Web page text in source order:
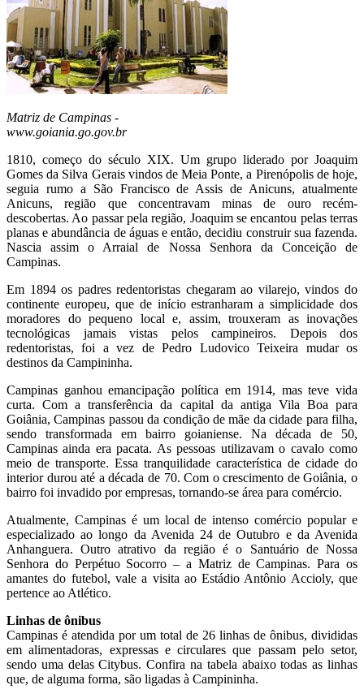
Matriz de Campinas -
www.goiania.go.gov.br
1810, começo do século XIX. Um grupo liderado por Joaquim
Gomes da Silva Gerais vindos de Meia Ponte, a Pirenópolis de hoje,
seguia rumo a São Francisco de Assis de Anicuns, atualmente
Anicuns, região que concentravam minas de ouro recém-
descobertas. Ao passar pela região, Joaquim se encantou pelas terras
planas e abundância de águas e então, decidiu construir sua fazenda.
Nascia assim o Arraial de Nossa Senhora da Conceição de
Campinas.
Em 1894 os padres redentoristas chegaram ao vilarejo, vindos do
continente europeu, que de início estranharam a simplicidade dos
moradores do pequeno local e, assim, trouxeram as inovações
tecnológicas jamais vistas pelos campineiros. Depois dos
redentoristas, foi a vez de Pedro Ludovico Teixeira mudar os
destinos da Campininha.
Campinas ganhou emancipação política em 1914, mas teve vida
curta. Com a transferência da capital da antiga Vila Boa para
Goiânia, Campinas passou da condição de mãe da cidade para filha,
sendo transformada em bairro goianiense. Na década de 50,
Campinas ainda era pacata. As pessoas utilizavam o cavalo como
meio de transporte. Essa tranquilidade característica de cidade do
interior durou até a década de 70. Com o crescimento de Goiânia, o
bairro foi invadido por empresas, tornando-se área para comércio.
Atualmente, Campinas é um local de intenso comércio popular e
especializado ao longo da Avenida 24 de Outubro e da Avenida
Anhanguera. Outro atrativo da região é o Santuário de Nossa
Senhora do Perpétuo Socorro – a Matriz de Campinas. Para os
amantes do futebol, vale a visita ao Estádio Antônio Accioly, que
pertence ao Atlético.
Linhas de ônibus
Campinas é atendida por um total de 26 linhas de ônibus, divididas
em alimentadoras, expressas e circulares que passam pelo setor,
sendo uma delas Citybus. Confira na tabela abaixo todas as linhas
que, de alguma forma, são ligadas à Campininha.